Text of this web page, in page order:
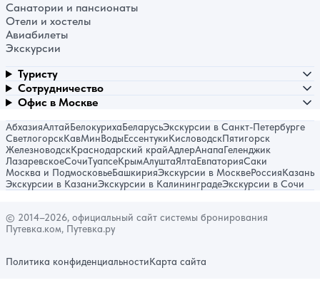
Санатории и пансионаты
Отели и хостелы
Авиабилеты
Экскурсии
Туристу
Сотрудничество
Офис в Москве
АбхазияАлтайБелокурихаБеларусьЭкскурсии в Санкт-Петербурге
СветлогорскКавМинВодыЕссентукиКисловодскПятигорск
ЖелезноводскКраснодарский крайАдлерАнапаГеленджик
ЛазаревскоеСочиТуапсеКрымАлуштаЯлтаЕвпаторияСаки
Москва и ПодмосковьеБашкирияЭкскурсии в МосквеРоссияКазань
Экскурсии в КазаниЭкскурсии в КалининградеЭкскурсии в Сочи
© 2014–2026, официальный сайт системы бронирования
Путевка.ком, Путевка.ру
Политика конфиденциальностиКарта сайта